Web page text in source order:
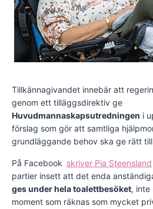
Tillkännagivandet innebär att
genom ett tilläggsdirektiv ge
Huvudmannaskapsutredningen i
förslag som gör att samtliga
grundläggande behov ska ge rätt
På Facebook skriver Pia Steensland
partier insett att det enda
ges under hela toalettbesöket, inte
moment som räknas som mycket